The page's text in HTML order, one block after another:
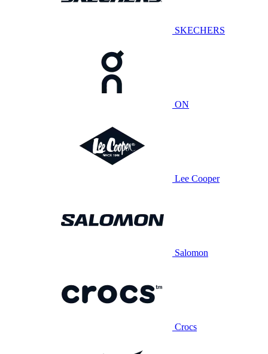
SKECHERS
ON
Lee Cooper
Salomon
Crocs